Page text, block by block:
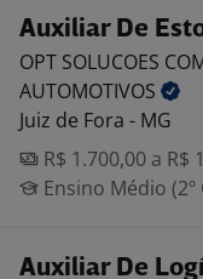
Auxiliar De
OPT SOLUCOES
AUTOMOTIVOS
Juiz de Fora - MG
R$ 1.700,00 a R$
Ensino Médio (2º
Auxiliar De